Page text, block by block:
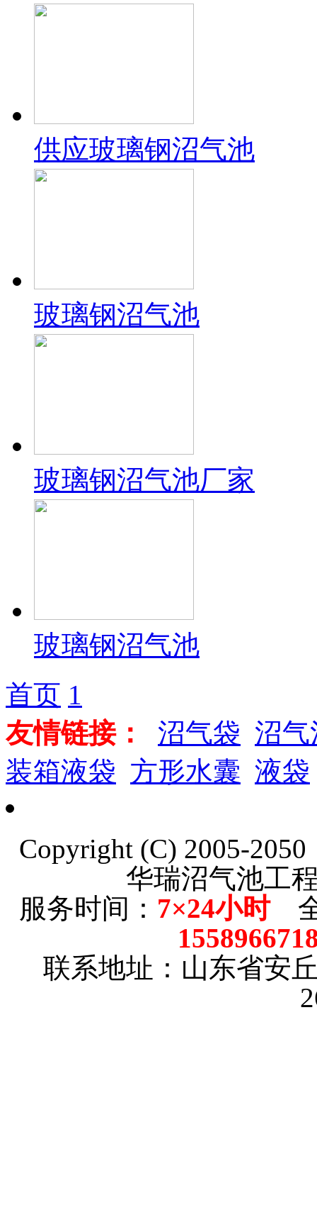
供应玻璃钢沼气池
玻璃钢沼气池
玻璃钢沼气池厂家
玻璃钢沼气池
首页 1
友情链接：
沼气袋 沼气
装箱液袋 方形水囊 液袋
Copyright (C) 2005-
华瑞沼气池工
服务时间： 7×24小时全
联系地址：山东省安